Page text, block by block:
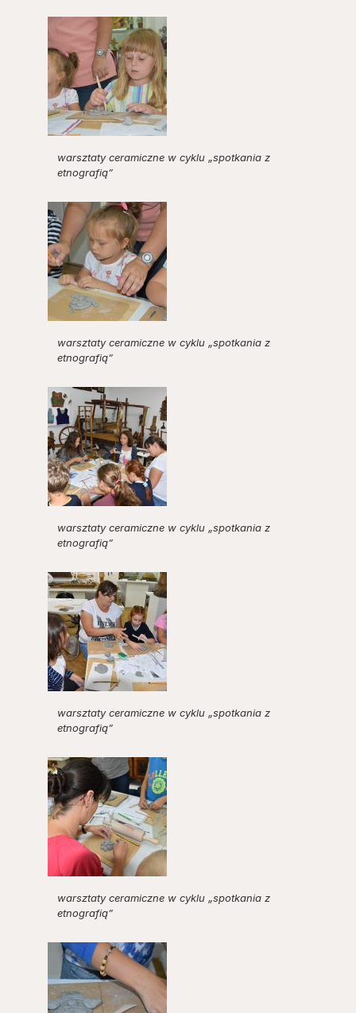
warsztaty ceramiczne w cyklu „spotkania z
etnografią”
warsztaty ceramiczne w cyklu „spotkania z
etnografią”
warsztaty ceramiczne w cyklu „spotkania z
etnografią”
warsztaty ceramiczne w cyklu „spotkania z
etnografią”
warsztaty ceramiczne w cyklu „spotkania z
etnografią”